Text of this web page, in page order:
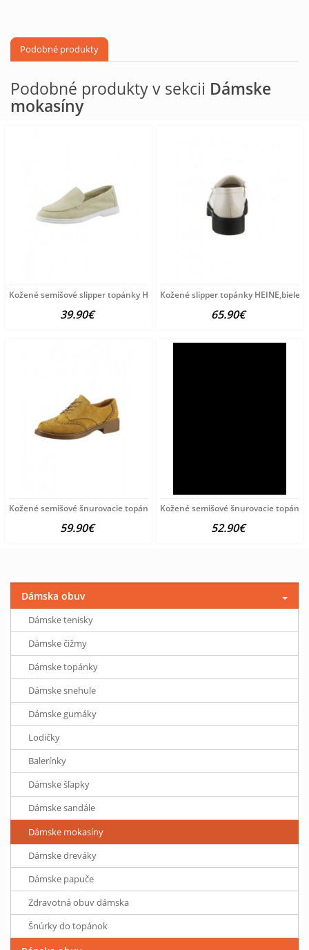
Podobné produkty
Podobné produkty v sekcii Dámske
mokasíny
Kožené semišové slipper topánky HEINE, pieskové
39.90€
Kožené slipper topánky HEINE,biele
65.90€
Kožené semišové šnurovacie topánky Andrea Conti, žlté
59.90€
Kožené semišové šnurovacie
52.90€
Dámska obuv
Dámske tenisky
Dámske čižmy
Dámske topánky
Dámske snehule
Dámske gumáky
Lodičky
Balerínky
Dámske šľapky
Dámske sandále
Dámske mokasíny
Dámske dreváky
Dámske papuče
Zdravotná obuv dámska
Šnúrky do topánok